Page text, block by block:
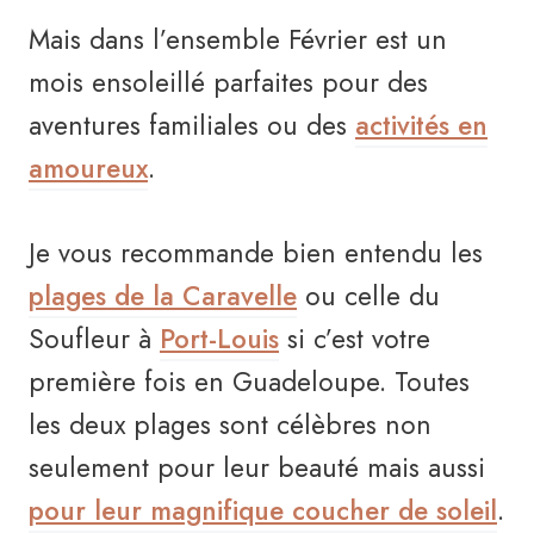
Mais dans l’ensemble Février est un
mois ensoleillé parfaites pour des
aventures familiales ou des activités en
amoureux.
Je vous recommande bien entendu les
plages de la Caravelle ou celle du
Soufleur à Port-Louis si c’est votre
première fois en Guadeloupe. Toutes
les deux plages sont célèbres non
seulement pour leur beauté mais aussi
pour leur magnifique coucher de soleil.